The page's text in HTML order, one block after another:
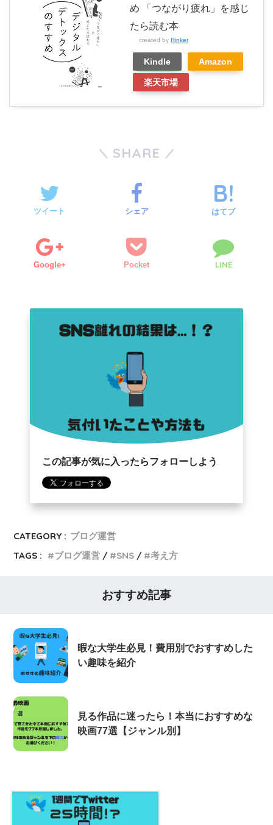
め 「つながり疲れ」を感じ
たら読む本
created by Rinker
Kindle Amazon
楽天市場
SHARE
ツイート シェア はてブ
Google+ Pocket LINE
この記事が気に入ったらフォローしよう
CATEGORY : ブログ運営
TAGS :
ブログ運営 SNS 考え方
おすすめ記事
暇な大学生必見！費用別でおすすめした
い趣味を紹介
見る作品に迷ったら！本当におすすめな
映画77選【ジャンル別】